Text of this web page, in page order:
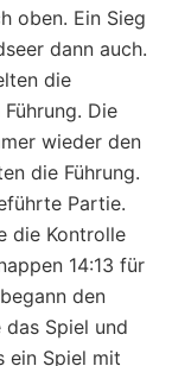
oben. Ein Sieg
dann auch.
die
Die
wieder den
die Führung.
Partie.
die Kontrolle
14:13 für
den
Spiel und
ein Spiel mit